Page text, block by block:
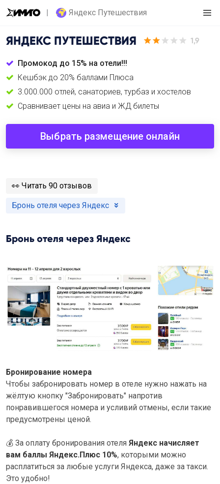
Яндекс Путешествия
ЯНДЕКС ПУТЕШЕСТВИЯ 1,9
Промокод до 15% на отели!!!
Кешбэк до 20% баллами Плюса
3.000.000 отлей, санаториев, турбаз и хостелов
Сравнивает цены на авиа и ЖД билеты
Выбрать размещение онлайн
️👀 Читать 90 отзывов
Бронь отеля через Яндекс
Бронь отеля через Яндекс
Бронирование номера
Чтобы забронировать номер в отеле нужно нажать на
жёлтую кнопку "Забронировать" напротив
понравившегося номера и усливий отмены, если такие
предусмотрены ценой.
💰 За оплату бронирования отеля Яндекс начисляет
вам баллы Яндекс.Плюс 10%, которыми можно
расплатиться за любые услуги Яндекса, даже за такси.
Это удобно!